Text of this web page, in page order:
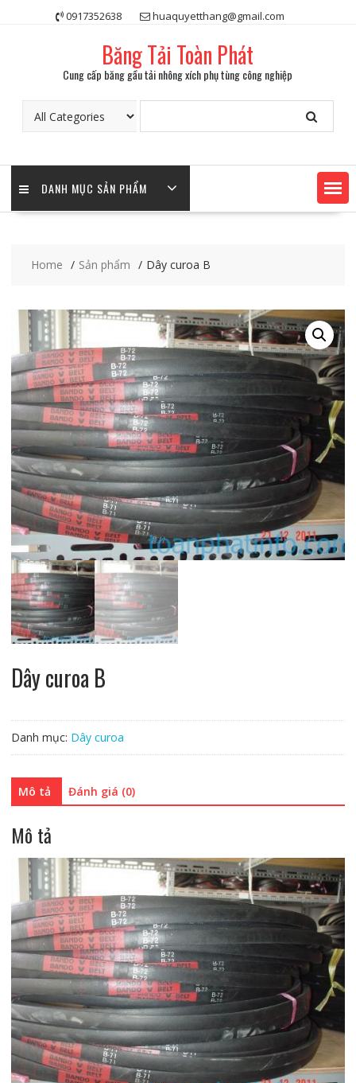
0917352638 huaquyetthang@gmail.com
Băng Tải Toàn Phát
Cung cấp băng gầu tải nhông xích phụ tùng công nghiệp
DANH MỤC SẢN PHẨM
Home Sản phẩm Dây curoa B
Dây curoa B
Danh mục: Dây curoa
Mô tả Đánh giá (0)
Mô tả